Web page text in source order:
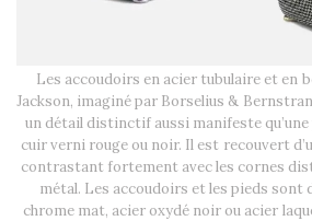
Les accoudoirs en acier tubulaire et en
Jackson, imaginé par Borselius &
un détail distinctif aussi manifeste qu’une
cuir verni rouge ou noir. Il est recouvert
contrastant fortement avec les cornes
métal. Les accoudoirs et les pieds sont
chrome mat, acier oxydé noir ou acier